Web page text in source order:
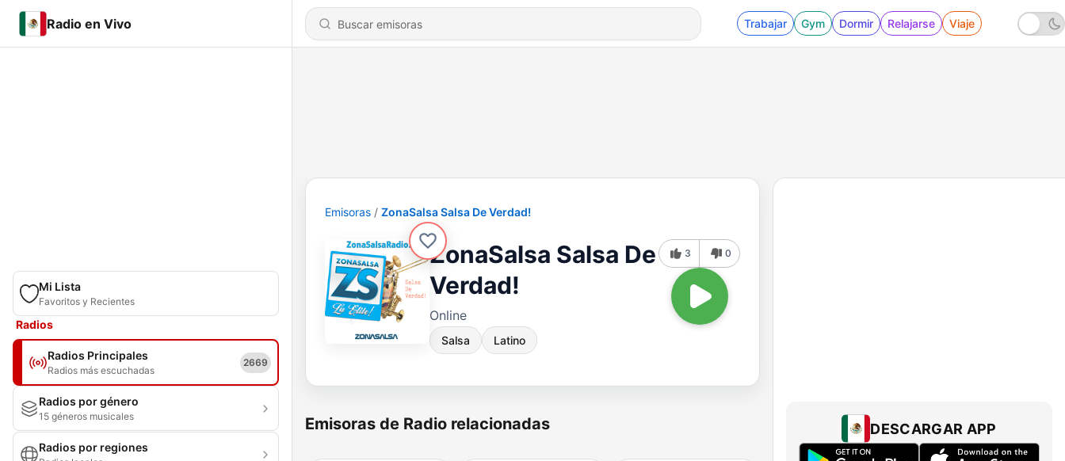
Radio en Vivo Trabajar Gym Dormir Relajarse Viaje
Mi Lista
Favoritos y Recientes
Radios
Radios Principales
Radios más escuchadas
2669
Radios por género
15 géneros musicales
Radios por regiones
Emisoras ZonaSalsa Salsa De Verdad!
ZonaSalsa Salsa De
Verdad!
Online
Salsa Latino
3 0
Emisoras de Radio relacionadas DESCARGAR APP